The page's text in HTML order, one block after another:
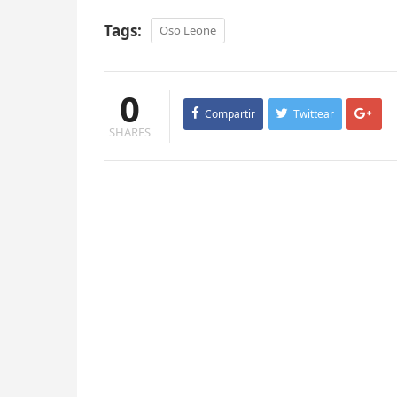
Tags: Oso Leone
0
SHARES
Compartir Twittear